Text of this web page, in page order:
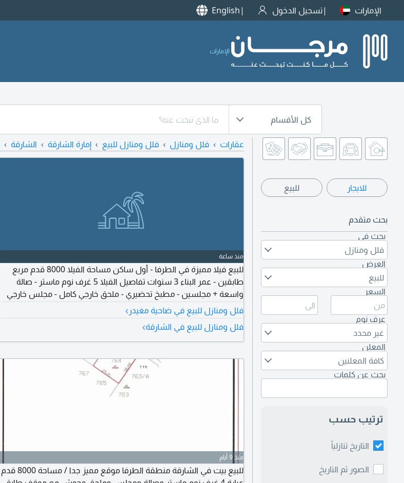
الإمارات تسجيل الدخول English
الإمارات
كل الأقسام
للايجار للبيع
بحث متقدم
بحث في
فلل ومنازل
العرض
للبيع
السعر
عرف نوم
غير محدد
المعلن
كافة المعلنين
بحث عن كلمات
ترتيب حسب
التاريخ تنازلياً
الصور ثم التاريخ
عقارات فلل ومنازل فلل ومنازل للبيع إمارة الشارقة الشارقة
منذ ساعة
للبيع فيلا مميزة في الطرفا - أول ساكن مساحة الفيلا 8000 قدم مربع
طابقين - عمر البناء 3 سنوات تفاصيل الفيلا 5 غرف نوم ماستر - صالة
واسعة + مجلسين - مطبخ تحضيري - ملحق خارجي كامل - مجلس خارجي
كبير - غرفتين - مطبخ خارجي - حمامين المطلوب 2300000 درهم
فلل ومنازل للبيع في ضاحية مغيدر ›
فلل ومنازل للبيع في الشارقة›
منذ 9 أيام
للبيع بيت في الشارقة منطقة الطرفا موقع مميز جدا / مساحة 8000 قدم